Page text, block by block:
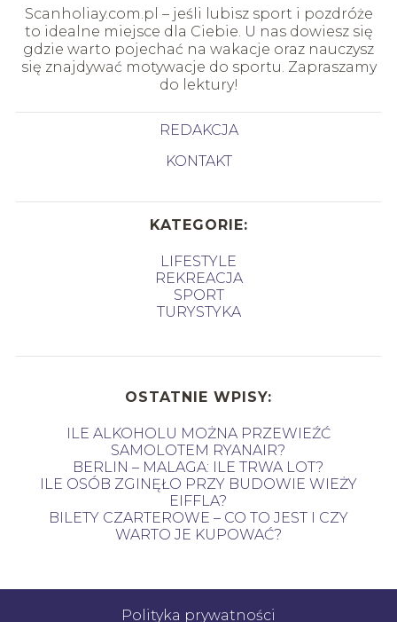
Scanholiay.com.pl – jeśli lubisz sport i pozdróże
to idealne miejsce dla Ciebie. U nas dowiesz się
gdzie warto pojechać na wakacje oraz nauczysz
się znajdywać motywacje do sportu. Zapraszamy
do lektury!
REDAKCJA
KONTAKT
KATEGORIE:
LIFESTYLE
REKREACJA
SPORT
TURYSTYKA
OSTATNIE WPISY:
ILE ALKOHOLU MOŻNA PRZEWIEŹĆ
SAMOLOTEM RYANAIR?
BERLIN – MALAGA: ILE TRWA LOT?
ILE OSÓB ZGINĘŁO PRZY BUDOWIE WIEŻY
EIFFLA?
BILETY CZARTEROWE – CO TO JEST I CZY
WARTO JE KUPOWAĆ?
Polityka prywatności